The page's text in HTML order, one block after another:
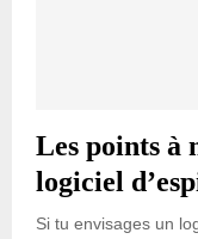
Les points à
logiciel
Si tu envisages un